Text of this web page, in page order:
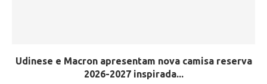
Udinese e Macron apresentam nova camisa reserva
2026-2027 inspirada...